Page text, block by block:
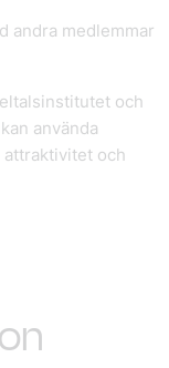
andra medlemmar
och
använda
och